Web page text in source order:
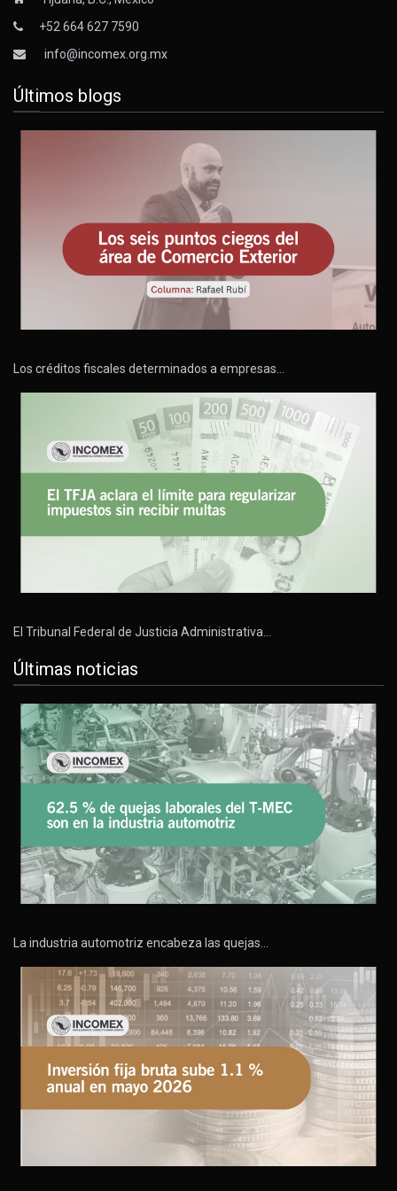
+52 664 627 7590
info@incomex.org.mx
Últimos blogs
Los créditos fiscales determinados a empresas…
El Tribunal Federal de Justicia Administrativa…
Últimas noticias
La industria automotriz encabeza las quejas…